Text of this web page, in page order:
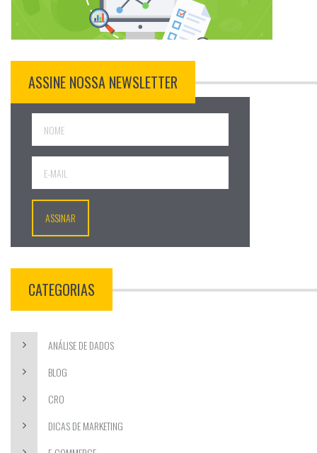
ASSINE NOSSA NEWSLETTER
CATEGORIAS
ANÁLISE DE DADOS
BLOG
CRO
DICAS DE MARKETING